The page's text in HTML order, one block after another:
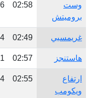
وست
بروميتش
02:58
غريمسبي 02:49
هاستنجز 02:57
ارتفاع
ويكومب
02:55